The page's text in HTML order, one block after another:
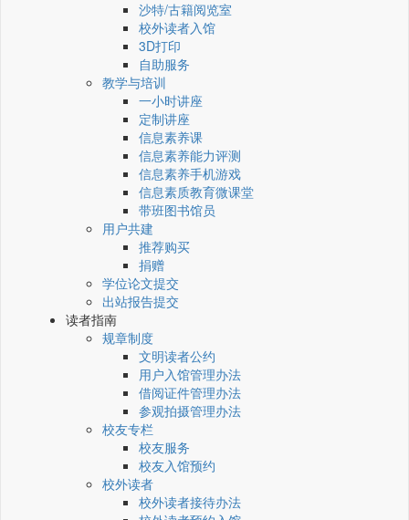
沙特/古籍阅览室
校外读者入馆
3D打印
自助服务
教学与培训
一小时讲座
定制讲座
信息素养课
信息素养能力评测
信息素养手机游戏
信息素质教育微课堂
带班图书馆员
用户共建
推荐购买
捐赠
学位论文提交
出站报告提交
读者指南
规章制度
文明读者公约
用户入馆管理办法
借阅证件管理办法
参观拍摄管理办法
校友专栏
校友服务
校友入馆预约
校外读者
校外读者接待办法